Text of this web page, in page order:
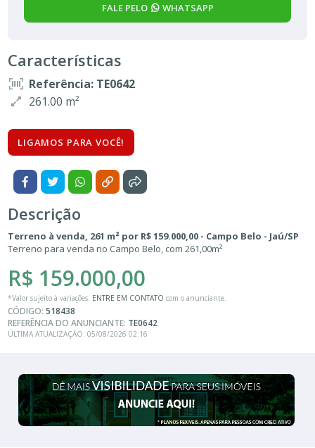
FALE PELO WHATSAPP
Características
Referência: TE0642
261.00 m²
LIGAMOS PARA VOCÊ!
Descrição
Terreno à venda, 261 m² por R$ 159.000,00 - Campo Belo - Jaú/SP
Terreno para venda no Campo Belo, com 261,00m²
R$ 159.000,00
*Valor sujeito à variações. ENTRE EM CONTATO com o anunciante.
CÓDIGO:518438
REFERÊNCIA DO ANUNCIANTE: TE0642
ÚLTIMA ATUALIZAÇÃO: 05/08/2026 02:16